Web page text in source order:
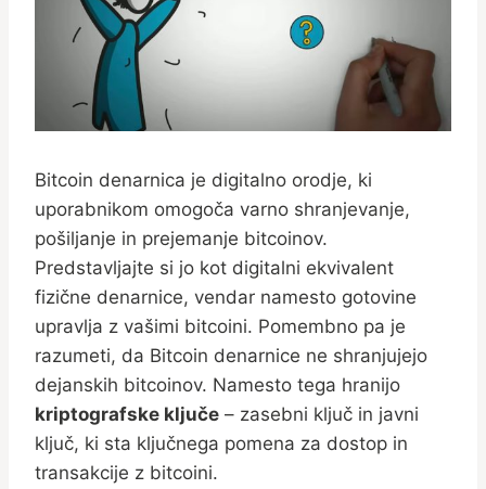
Bitcoin denarnica je digitalno orodje, ki
uporabnikom omogoča varno shranjevanje,
pošiljanje in prejemanje bitcoinov.
Predstavljajte si jo kot digitalni ekvivalent
fizične denarnice, vendar namesto gotovine
upravlja z vašimi bitcoini. Pomembno pa je
razumeti, da Bitcoin denarnice ne shranjujejo
dejanskih bitcoinov. Namesto tega hranijo
kriptografske ključe – zasebni ključ in javni
ključ, ki sta ključnega pomena za dostop in
transakcije z bitcoini.